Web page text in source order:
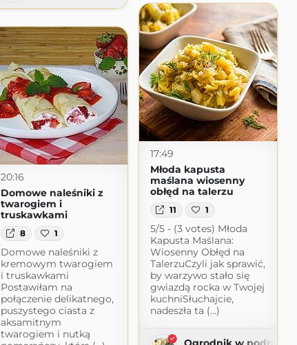
17:49
Młoda kapusta
maślana wiosenny
obłęd na talerzu
11 1
5/5 - (3 votes) Młoda
Kapusta Maślana:
Wiosenny Obłęd na
TalerzuCzyli jak sprawić,
by warzywo stało się
gwiazdą rocka w Twojej
kuchniSłuchajcie,
nadeszła ta (...)
20:16
Domowe naleśniki z
twarogiem i
truskawkami
8 1
Domowe naleśniki z
kremowym twarogiem
i truskawkami
Postawiłam na
połączenie delikatnego,
puszystego ciasta z
aksamitnym
twarogiem i nutką